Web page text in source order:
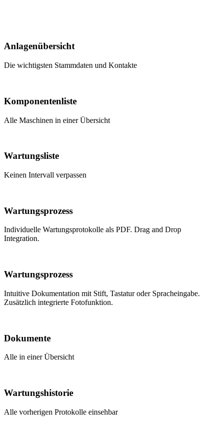
Anlagenübersicht
Die wichtigsten Stammdaten und Kontakte
Komponentenliste
Alle Maschinen in einer Übersicht
Wartungsliste
Keinen Intervall verpassen
Wartungsprozess
Individuelle Wartungsprotokolle als PDF. Drag and Drop
Integration.
Wartungsprozess
Intuitive Dokumentation mit Stift, Tastatur oder Spracheingabe.
Zusätzlich integrierte Fotofunktion.
Dokumente
Alle in einer Übersicht
Wartungshistorie
Alle vorherigen Protokolle einsehbar